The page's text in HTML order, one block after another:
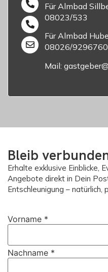
Für Almbad
08023/533
Für Almbad
08026/9296760
Mail:
Bleib
Erhalte exklusive Einblicke,
Angebote direkt in Dein
Entschleunigung – natürlich,
Vorname *
Nachname *